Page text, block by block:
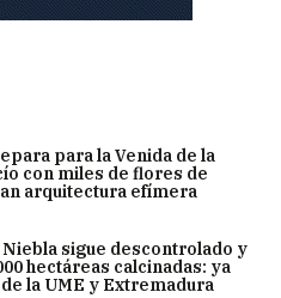
para la Venida de la
con miles de flores de
arquitectura efímera
sigue descontrolado y
hectáreas calcinadas: ya
la UME y Extremadura